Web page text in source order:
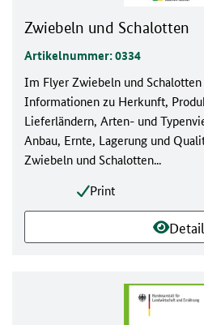
Zwiebeln und Schalotten
Artikelnummer: 0334
Im Flyer Zwiebeln und
Informationen zu Herkunft,
Lieferländern, Arten- und
Anbau, Ernte, Lagerung und
Zwiebeln und Schalotten...
Print